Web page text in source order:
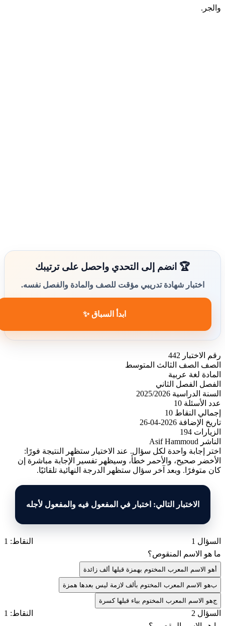
والجر.
🏆 انضم إلى التحدي واحصل على ترتيبك
اختبار شهادة تدريبي مؤقت للصف والمادة والفصل نفسه.
ابدأ السباق ✨
رقم الاختبار 442
الصف
الصف الثالث المتوسط
المادة لغة عربية
الفصل
الفصل الثاني
السنة الدراسية 2025/2026
عدد الأسئلة 10
إجمالي النقاط 10
تاريخ الإضافة 2026-04-26
الزيارات 194
الناشر Asif Hammoud
اختر إجابة واحدة لكل سؤال. عند الاختيار ستظهر النتيجة فورًا:
الأخضر صحيح، والأحمر خطأ، وسيظهر تفسير الإجابة مباشرة إن
كان متوفرًا. وبعد آخر سؤال ستظهر الدرجة النهائية تلقائيًا.
الاختبار التالي: اختبار في المفعول فيه والمفعول لأجله
السؤال 1
النقاط: 1
ما هو الاسم المنقوص؟
هو الاسم المعرب المختوم بهمزة قبلها ألف زائدة
بهو الاسم المعرب المختوم بألف لازمة ليس بعدها همزة
جهو الاسم المعرب المختوم بياء قبلها كسرة
السؤال 2
النقاط: 1